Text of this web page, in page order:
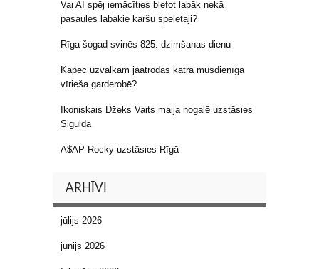
Vai AI spēj iemācīties blefot labāk nekā
pasaules labākie kāršu spēlētāji?
Rīga šogad svinēs 825. dzimšanas dienu
Kāpēc uzvalkam jāatrodas katra mūsdienīga
vīrieša garderobē?
Ikoniskais Džeks Vaits maija nogalē uzstāsies
Siguldā
A$AP Rocky uzstāsies Rīgā
ARHĪVI
jūlijs 2026
jūnijs 2026